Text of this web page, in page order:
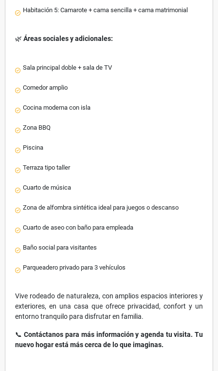
Habitación 5: Camarote + cama sencilla + cama matrimonial
🌿 Áreas sociales y adicionales:
Sala principal doble + sala de TV
Comedor amplio
Cocina moderna con isla
Zona BBQ
Piscina
Terraza tipo taller
Cuarto de música
Zona de alfombra sintética ideal para juegos o descanso
Cuarto de aseo con baño para empleada
Baño social para visitantes
Parqueadero privado para 3 vehículos
Vive rodeado de naturaleza, con amplios espacios interiores y
exteriores, en una casa que ofrece privacidad, confort y un
entorno tranquilo para disfrutar en familia.
📞Contáctanos para más información y agenda tu visita. Tu
nuevo hogar está más cerca de lo que imaginas.